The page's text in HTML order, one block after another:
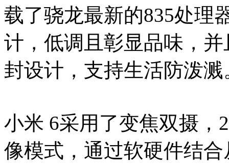
载了骁龙最新的835处理
计，低调且彰显品味，
封设计，支持生活防泼溅
小米 6采用了变焦双摄，
像模式，通过软硬件结